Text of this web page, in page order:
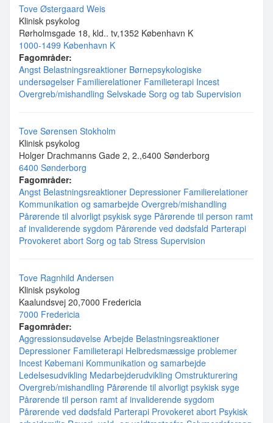
Tove Østergaard Weis
Klinisk psykolog
Rørholmsgade 18, kld.. tv,1352 København K
1000-1499 København K
Fagområder:
Angst Belastningsreaktioner Børnepsykologiske
undersøgelser Familierelationer Familieterapi Incest
Overgreb/mishandling Selvskade Sorg og tab Supervision
Tove Sørensen Stokholm
Klinisk psykolog
Holger Drachmanns Gade 2, 2.,6400 Sønderborg
6400 Sønderborg
Fagområder:
Angst Belastningsreaktioner Depressioner Familierelationer
Kommunikation og samarbejde Overgreb/mishandling
Pårørende til alvorligt psykisk syge Pårørende til person ramt
af invaliderende sygdom Pårørende ved dødsfald Parterapi
Provokeret abort Sorg og tab Stress Supervision
Tove Ragnhild Andersen
Klinisk psykolog
Kaalundsvej 20,7000 Fredericia
7000 Fredericia
Fagområder:
Aggressionsudøvelse Arbejde Belastningsreaktioner
Depressioner Familieterapi Helbredsmæssige problemer
Incest Købemani Kommunikation og samarbejde
Ledelsesudvikling Medarbejderudvikling Omstrukturering
Overgreb/mishandling Pårørende til alvorligt psykisk syge
Pårørende til person ramt af invaliderende sygdom
Pårørende ved dødsfald Parterapi Provokeret abort Psykisk